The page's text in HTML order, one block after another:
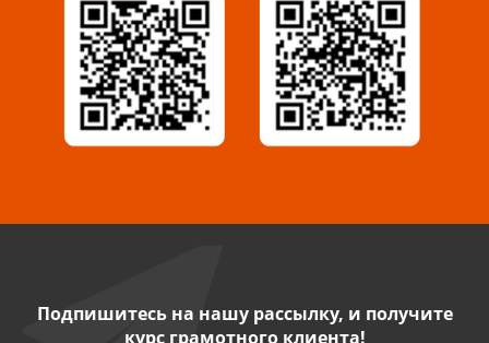
Сызрань, ул. Декабристов, 1А
8 927 009 54 63
Саратов, ул. Танкистов, 37 (БЦ «Дикомп»)
Подпишитесь на нашу рассылку, и получите
курс грамотного клиента!